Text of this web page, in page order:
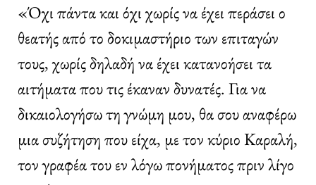
«Όχι πάντα και όχι χωρίς να έχει περάσει ο
θεατής από το δοκιμαστήριο των επιταγών
τους, χωρίς δηλαδή να έχει κατανοήσει τα
αιτήματα που τις έκαναν δυνατές. Για να
δικαιολογήσω τη γνώμη μου, θα σου αναφέρω
μια συζήτηση που είχα, με τον κύριο Καραλή,
τον γραφέα του εν λόγω πονήματος πριν λίγο